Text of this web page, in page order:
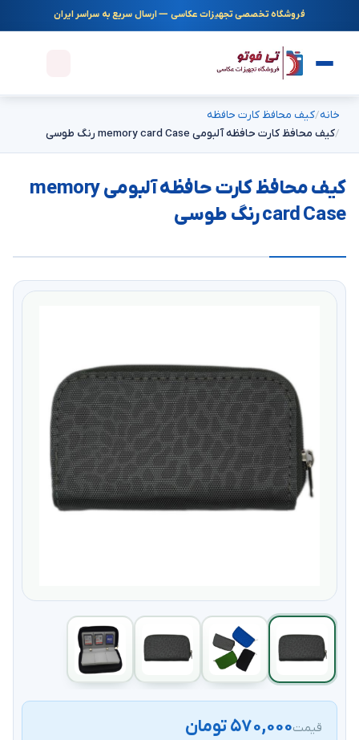
فروشگاه تخصصی تجهیزات عکاسی — ارسال سریع به سراسر ایران
خانه کیف محافظ کارت حافظه
کیف محافظ کارت حافظه آلبومی memory card Case رنگ طوسی
کیف محافظ کارت حافظه آلبومی memory
card Case رنگ طوسی
قیمت۵۷۰,۰۰۰ تومان